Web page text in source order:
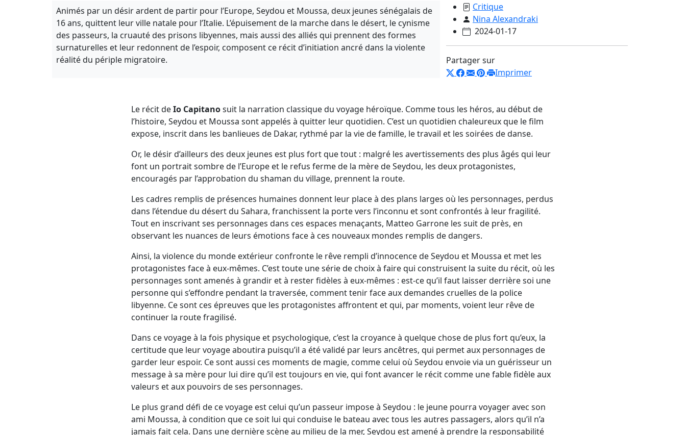
Animés par un désir ardent de partir pour l’Europe, Seydou et Moussa, deux jeunes sénégalais de
16 ans, quittent leur ville natale pour l’Italie. L’épuisement de la marche dans le désert, le cynisme
des passeurs, la cruauté des prisons libyennes, mais aussi des alliés qui prennent des formes
surnaturelles et leur redonnent de l’espoir, composent ce récit d’initiation ancré dans la violente
réalité du périple migratoire.
Critique
Nina Alexandraki
2024-01-17
Partager sur
Imprimer
Le récit deIo Capitanosuit la narration classique du voyage héroïque. Comme tous les héros, au début de
l’histoire, Seydou et Moussa sont appelés à quitter leur quotidien. C’est un quotidien chaleureux que le film
expose, inscrit dans les banlieues de Dakar, rythmé par la vie de famille, le travail et les soirées de danse.
Or, le désir d’ailleurs des deux jeunes est plus fort que tout : malgré les avertissements des plus âgés qui leur
font un portrait sombre de l’Europe et le refus ferme de la mère de Seydou, les deux protagonistes,
encouragés par l’approbation du shaman du village, prennent la route.
Les cadres remplis de présences humaines donnent leur place à des plans larges où les personnages, perdus
dans l’étendue du désert du Sahara, franchissent la porte vers l’inconnu et sont confrontés à leur fragilité.
Tout en inscrivant ses personnages dans ces espaces menaçants, Matteo Garrone les suit de près, en
observant les nuances de leurs émotions face à ces nouveaux mondes remplis de dangers.
Ainsi, la violence du monde extérieur confronte le rêve rempli d’innocence de Seydou et Moussa et met les
protagonistes face à eux-mêmes. C’est toute une série de choix à faire qui construisent la suite du récit, où les
personnages sont amenés à grandir et à rester fidèles à eux-mêmes : est-ce qu’il faut laisser derrière soi une
personne qui s’effondre pendant la traversée, comment tenir face aux demandes cruelles de la police
libyenne. Ce sont ces épreuves que les protagonistes affrontent et qui, par moments, voient leur rêve de
continuer la route fragilisé.
Dans ce voyage à la fois physique et psychologique, c’est la croyance à quelque chose de plus fort qu’eux, la
certitude que leur voyage aboutira puisqu’il a été validé par leurs ancêtres, qui permet aux personnages de
garder leur espoir. Ce sont aussi ces moments de magie, comme celui où Seydou envoie via un guérisseur un
message à sa mère pour lui dire qu’il est toujours en vie, qui font avancer le récit comme une fable fidèle aux
valeurs et aux pouvoirs de ses personnages.
Le plus grand défi de ce voyage est celui qu’un passeur impose à Seydou : le jeune pourra voyager avec son
ami Moussa, à condition que ce soit lui qui conduise le bateau avec tous les autres passagers, alors qu’il n’a
jamais fait cela. Dans une dernière scène au milieu de la mer, Seydou est amené à prendre la responsabilité